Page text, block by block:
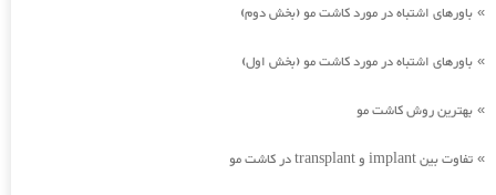
» باورهای اشتباه در مورد کاشت مو (بخش دوم)
» باورهای اشتباه در مورد کاشت مو (بخش اول)
» بهترین روش کاشت مو
» تفاوت بین implant و transplant در کاشت مو